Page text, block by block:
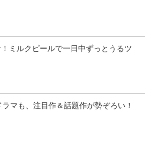
ミルクピールで一日中ずっとうるツ
マも、注目作＆話題作が勢ぞろい！